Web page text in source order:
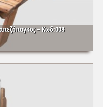
– Κωδ:008